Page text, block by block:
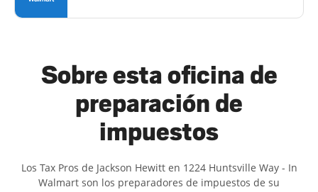
Sobre esta oficina de
preparación de
impuestos
Los Tax Pros de Jackson Hewitt en 1224 Huntsville Way - In
Walmart son ​​los preparadores de impuestos de su